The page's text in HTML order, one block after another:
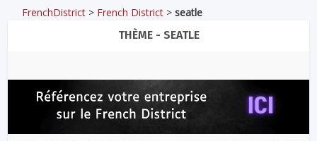
FrenchDistrict > French District >seatle
THÈME - SEATLE